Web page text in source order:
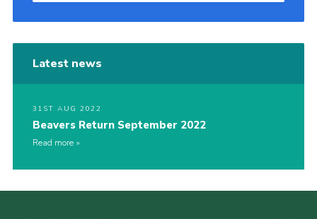
Latest news
31ST AUG 2022
Beavers Return September 2022
Read more